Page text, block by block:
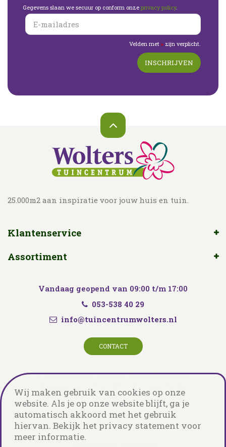
Gegevens slaan we secuur op conform onze privacy policy.
Velden met * zijn verplicht.
25.000m2 aan inspiratie voor jouw huis en tuin.
Klantenservice
Assortiment
Vandaag geopend van 09:00 t/m 17:00
053-538 40 29
info@tuincentrumwolters.nl
CONTACT
© Tuincentrum Wolters Green Solutions
Wij maken gebruik van cookies op onze
website. Als je op onze website blijft, ga je
automatisch akkoord met het gebruik
hiervan. Bekijk het privacy statement voor
meer informatie.